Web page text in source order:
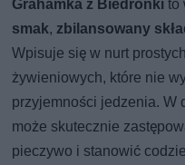
Grahamka z Biedronki to
smak, zbilansowany
Wpisuje się w nurt
żywieniowych, które nie
przyjemności jedzenia. W
może skutecznie
pieczywo i stanowić